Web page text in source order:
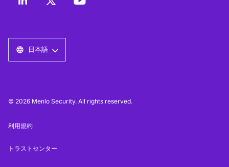
日本語
© 2026 Menlo Security. All rights reserved.
利用規約
トラストセンター